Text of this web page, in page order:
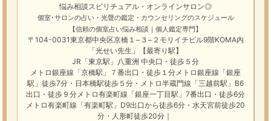
悩み相談スピリチュアル・オンラインサロン◎
個室･サロンの占い・光聲の鑑定・カウンセリングのスケジュール
【信頼の個室占い悩み相談｜個人鑑定専門】
〒104-0031東京都中央区京橋１−３−２モリイチビル9階KOMA内
「光せい先生」【最寄り駅】
JR「東京駅」八重洲 中央口・徒歩５分
メトロ銀座線「京橋駅」７番出口・徒歩１分メトロ銀座線「銀座
駅」徒歩7分・日本橋駅徒歩５分・メトロ半蔵門線「三越前駅」B6
出口・徒歩９分メトロ有楽町線「銀座一丁目駅」7番出口・徒歩6分
メトロ有楽町線「有楽町駅」D9出口から徒歩6分・水天宮前徒歩20
分・人形町徒歩20分｜